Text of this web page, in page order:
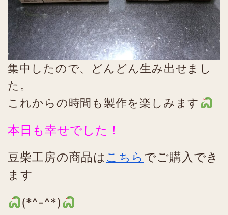
集中したので、どんどん生み出せまし
た。
これからの時間も製作を楽しみます
本日も幸せでした！
豆柴工房の商品は こちら でご購入でき
ます
(*^-^*)